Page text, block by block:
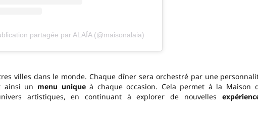
partagée par ALAÏA (@maisonalaia)
villes dans le monde. Chaque dîner sera orchestré par une
ainsi un menu uniqueà chaque occasion. Cela permet à la Maison
artistiques, en continuant à explorer de nouvelles